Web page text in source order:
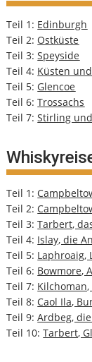
Teil 1: Edinburgh
Teil 2: Ostküste
Teil 3:Speyside
Teil 4: Küsten
Teil 5: Glencoe
Teil 6:Trossachs
Teil 7:Stirling
Teil 1:
Teil 2:
Teil 3:Tarbert,
Teil 4: Islay, die
Teil 5: Laphroaig,
Teil 6: Bowmore,
Teil 7:
Teil 8: Caol Ila,
Teil 9:Ardbeg,
Teil 10:Tarbert,